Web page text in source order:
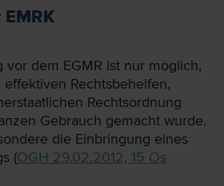
vor dem EGMR ist nur möglich,
Rechtsbehelfen,
Rechtsordnung
Gebrauch gemacht wurde.
die Einbringung eines
(OGH 29.02.2012, 15 Os